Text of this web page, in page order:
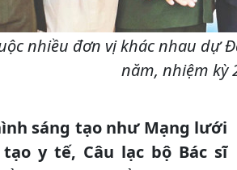
nhiều đơn vị khác nhau dự
năm, nhiệm kỳ
sáng tạo như Mạng lưới
y tế, Câu lạc bộ Bác sĩ